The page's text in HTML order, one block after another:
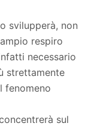
svilupperà, non
respiro
necessario
strettamente
fenomeno
sul